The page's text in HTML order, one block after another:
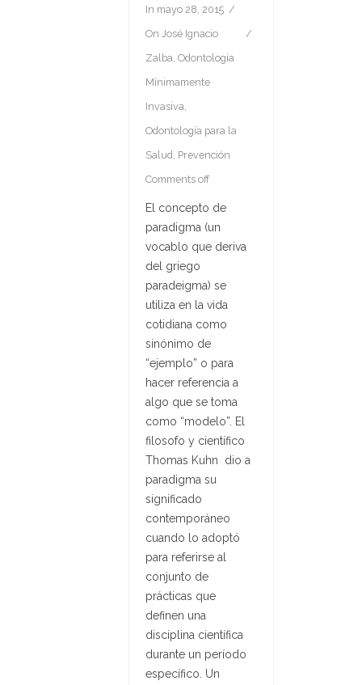
In mayo 28, 2015
On José Ignacio
Zalba Odontología
Mínimamente
Invasiva
Odontología para la
Salud Prevención
Comments off
El concepto de
paradigma (un
vocablo que deriva
del griego
paradeigma) se
utiliza en la vida
cotidiana como
sinónimo de
“ejemplo” o para
hacer referencia a
algo que se toma
como “modelo”. El
filosofo y científico
Thomas Kuhn dio a
paradigma su
significado
contemporáneo
cuando lo adoptó
para referirse al
conjunto de
prácticas que
definen una
disciplina científica
durante un período
específico. Un